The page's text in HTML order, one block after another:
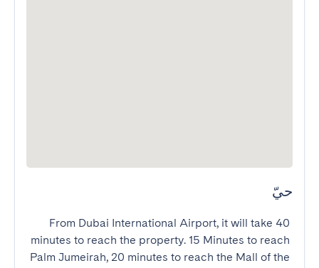
حيّ
From Dubai International Airport, it will take 40
minutes to reach the property. 15 Minutes to reach
Palm Jumeirah, 20 minutes to reach the Mall of the